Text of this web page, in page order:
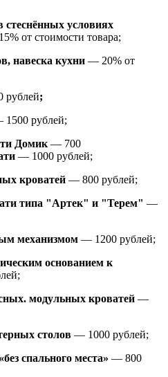
стеснённых условиях
от стоимости товара;
навеска кухни — 20% от
рублей;
рублей;
Домик — 700
— 1000 рублей;
кроватей — 800 рублей;
типа "Артек" и "Терем" —
механизмом — 1200 рублей;
основанием к
модульных кроватей —
столов — 1000 рублей;
спального места» — 800